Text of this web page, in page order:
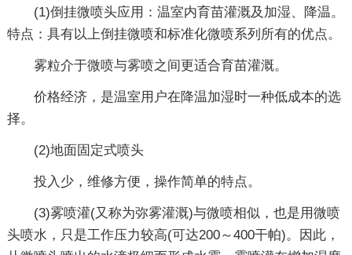
(1)倒挂微喷头应用：温室内育苗灌溉及加湿、降温。
特点：具有以上倒挂微喷和标准化微喷系列所有的优点。
雾粒介于微喷与雾喷之间更适合育苗灌溉。
价格经济，是温室用户在降温加湿时一种低成本的选
择。
(2)地面固定式喷头
投入少，维修方便，操作简单的特点。
(3)雾喷灌(又称为弥雾灌溉)与微喷相似，也是用微喷
头喷水，只是工作压力较高(可达200～400干帕)。因此，